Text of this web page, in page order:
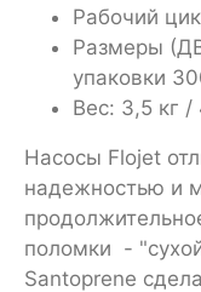
Рабочий
Размеры
упаковки
Вес: 3,5 кг /
Насосы Flojet
надежностью и
поломки -
Santoprene